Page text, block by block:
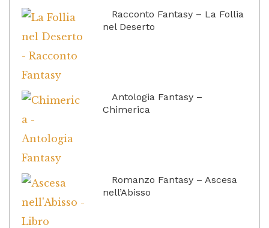
Racconto Fantasy – La Follia
nel Deserto
Antologia Fantasy –
Chimerica
Romanzo Fantasy – Ascesa
nell’Abisso